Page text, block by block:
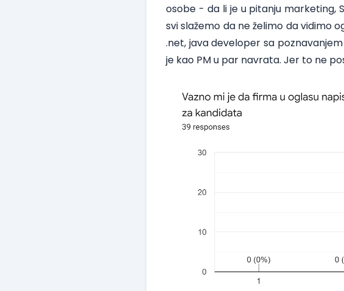
osobe - da li je u pitanju marketing,
svi slažemo da ne želimo da vidimo
.net, java developer sa
je kao PM u par navrata. Jer to ne